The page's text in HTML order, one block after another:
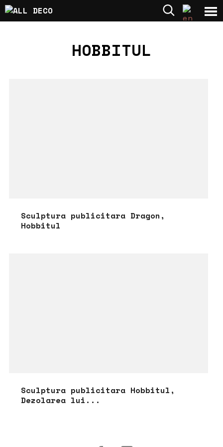
HOBBITUL
Sculptura publicitara Dragon,
Hobbitul
Sculptura publicitara Hobbitul,
Dezolarea lui...